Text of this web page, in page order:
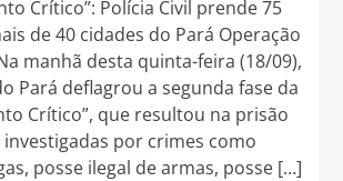
Crítico”: Polícia Civil prende 75
de 40 cidades do Pará Operação
manhã desta quinta-feira (18/09),
Pará deflagrou a segunda fase da
Crítico”, que resultou na prisão
investigadas por crimes como
posse ilegal de armas, posse […]